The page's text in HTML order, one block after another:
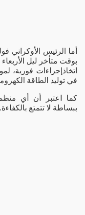
أما الرئيس الأوكراني
بوقت متأخر ليل
اتخاذإجراءات فورية،
في توليد الطاقة
كما اعتبر أن أي
ببساطة لا تتمتع بالكفاءة.